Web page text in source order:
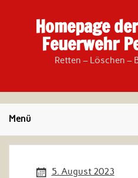
Homepage
Feuerwehr
Retten – Löschen –
Menü
5. August 2023